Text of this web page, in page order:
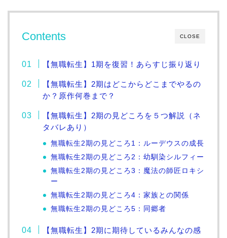
CLOSE
Contents
【無職転生】1期を復習！あらすじ振り返り
【無職転生】2期はどこからどこまでやるの
か？原作何巻まで？
【無職転生】2期の見どころを５つ解説（ネ
タバレあり）
無職転生2期の見どころ1：ルーデウスの成長
無職転生2期の見どころ2：幼馴染シルフィー
無職転生2期の見どころ3：魔法の師匠ロキシ
ー
無職転生2期の見どころ4：家族との関係
無職転生2期の見どころ5：同郷者
【無職転生】2期に期待しているみんなの感